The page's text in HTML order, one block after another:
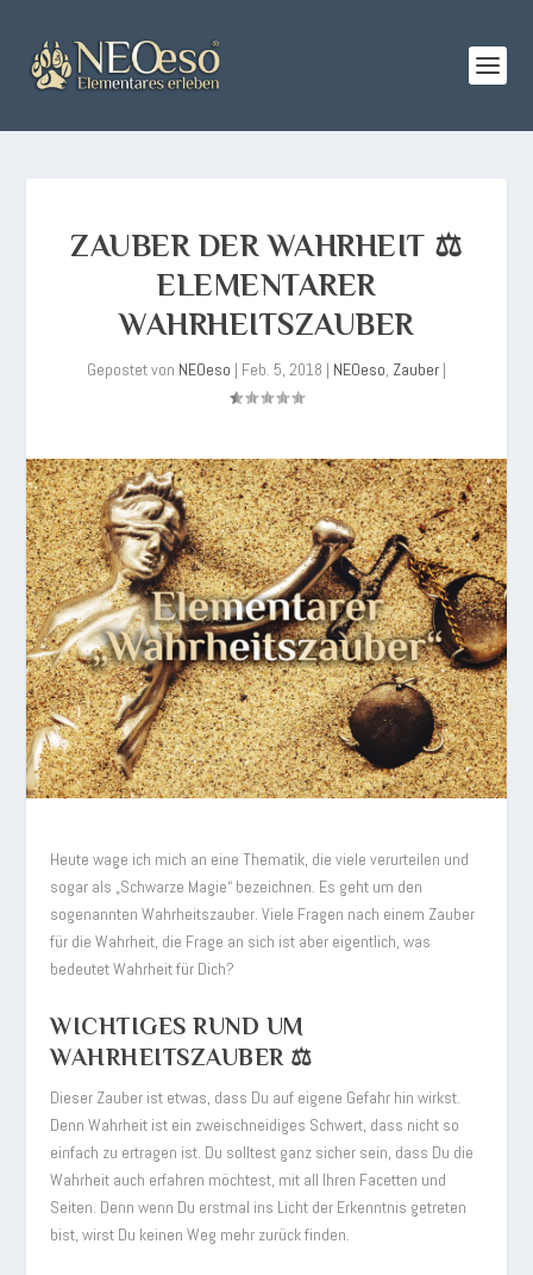
ZAUBER DER WAHRHEIT ⚖️
ELEMENTARER
WAHRHEITSZAUBER
Gepostet von NEOeso | Feb. 5, 2018 | NEOeso, Zauber |
Heute wage ich mich an eine Thematik, die viele verurteilen und
sogar als „Schwarze Magie“ bezeichnen. Es geht um den
sogenannten Wahrheitszauber. Viele Fragen nach einem Zauber
für die Wahrheit, die Frage an sich ist aber eigentlich, was
bedeutet Wahrheit für Dich?
WICHTIGES RUND UM
WAHRHEITSZAUBER ⚖️
Dieser Zauber ist etwas, dass Du auf eigene Gefahr hin wirkst.
Denn Wahrheit ist ein zweischneidiges Schwert, dass nicht so
einfach zu ertragen ist. Du solltest ganz sicher sein, dass Du die
Wahrheit auch erfahren möchtest, mit all Ihren Facetten und
Seiten. Denn wenn Du erstmal ins Licht der Erkenntnis getreten
bist, wirst Du keinen Weg mehr zurück finden.